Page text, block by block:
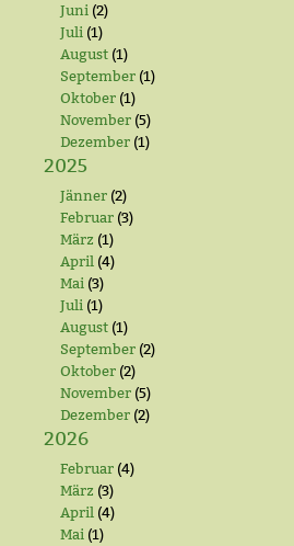
Juni (2)
Juli (1)
August (1)
September (1)
Oktober (1)
November (5)
Dezember (1)
2025
Jänner (2)
Februar (3)
März (1)
April (4)
Mai (3)
Juli (1)
August (1)
September (2)
Oktober (2)
November (5)
Dezember (2)
2026
Februar (4)
März (3)
April (4)
Mai (1)